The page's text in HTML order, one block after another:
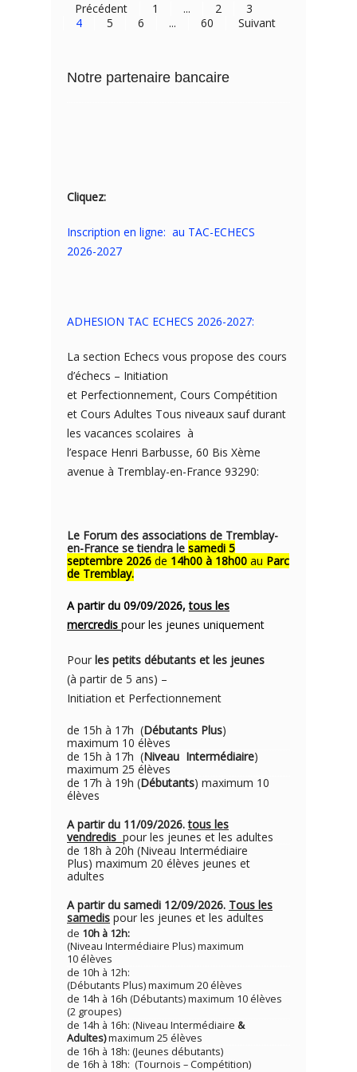
Précédent 1 ... 2
3
4
5 6 ... 60 Suivant
Notre partenaire bancaire
Cliquez:
Inscription en ligne: au TAC-ECHECS
2026-2027
ADHESION TAC ECHECS 2026-2027:
La section Echecs vous propose des cours
d’échecs – Initiation
et Perfectionnement, Cours Compétition
et Cours Adultes Tous niveaux sauf durant
les vacances scolaires à
l’espace Henri Barbusse, 60 Bis Xème
avenue à Tremblay-en-France 93290:
Le Forum des associations de Tremblay-
en-France se tiendra le samedi 5
septembre 2026 de 14h00 à 18h00 au Parc
de Tremblay.
A partir du 09/09/2026,tous les
mercredis pour les jeunes uniquement
Pour les petits débutants et les jeunes
(à partir de 5 ans) –
Initiation et Perfectionnement
de 15h à 17h (Débutants Plus)
maximum 10 élèves
de 15h à 17h (Niveau Intermédiaire)
maximum 25 élèves
de 17h à 19h (Débutants) maximum 10
élèves
A partir du 11/09/2026.tous les
vendredis pour les jeunes et les adultes
de 18h à 20h (Niveau Intermédiaire
Plus) maximum 20 élèves jeunes et
adultes
A partir du samedi 12/09/2026. Tous les
samedis pour les jeunes et les adultes
de 10h à 12h:
(Niveau Intermédiaire Plus) maximum
10 élèves
de 10h à 12h:
(Débutants Plus) maximum 20 élèves
de 14h à 16h (Débutants) maximum 10 élèves
(2 groupes)
de 14h à 16h: (Niveau Intermédiaire &
Adultes)maximum 25 élèves
de 16h à 18h: (Jeunes débutants)
de 16h à 18h: (Tournois – Compétition)